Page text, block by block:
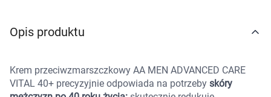
Marki
Opis produktu
Krem przeciwzmarszczkowy AA MEN ADVANCED CARE
VITAL 40+ precyzyjnie odpowiada na potrzeby skóry